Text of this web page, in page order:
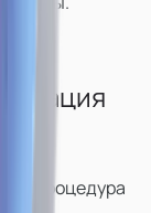
процедура